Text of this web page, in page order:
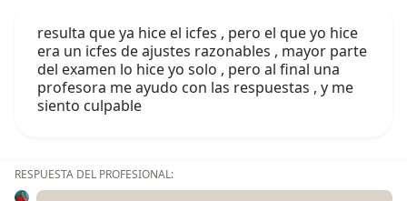
resulta que ya hice el icfes , pero el que yo hice
era un icfes de ajustes razonables , mayor parte
del examen lo hice yo solo , pero al final una
profesora me ayudo con las respuestas , y me
siento culpable
RESPUESTA DEL PROFESIONAL: